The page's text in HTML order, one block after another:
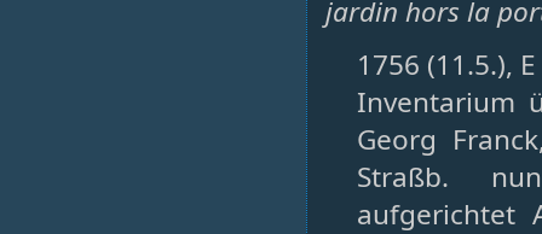
jardin hors la
1756 (11.5.),
Inventarium
Georg
Straßb.
aufgerichtet